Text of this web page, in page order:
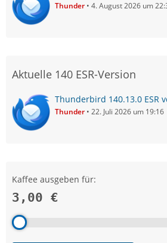
Thunder 4. August 2026 um
Aktuelle 140 ESR-Version
Thunderbird 140.13.0 ESR
Thunder 22. Juli 2026 um 19:16
Kaffee ausgeben für:
3,00 €